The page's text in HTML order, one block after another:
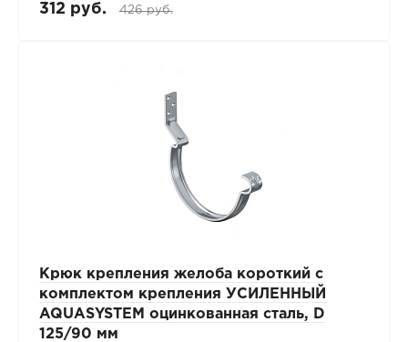
312 руб. 426 руб.
Крюк крепления желоба короткий с
комплектом крепления УСИЛЕННЫЙ
AQUASYSTEM оцинкованная сталь, D
125/90 мм